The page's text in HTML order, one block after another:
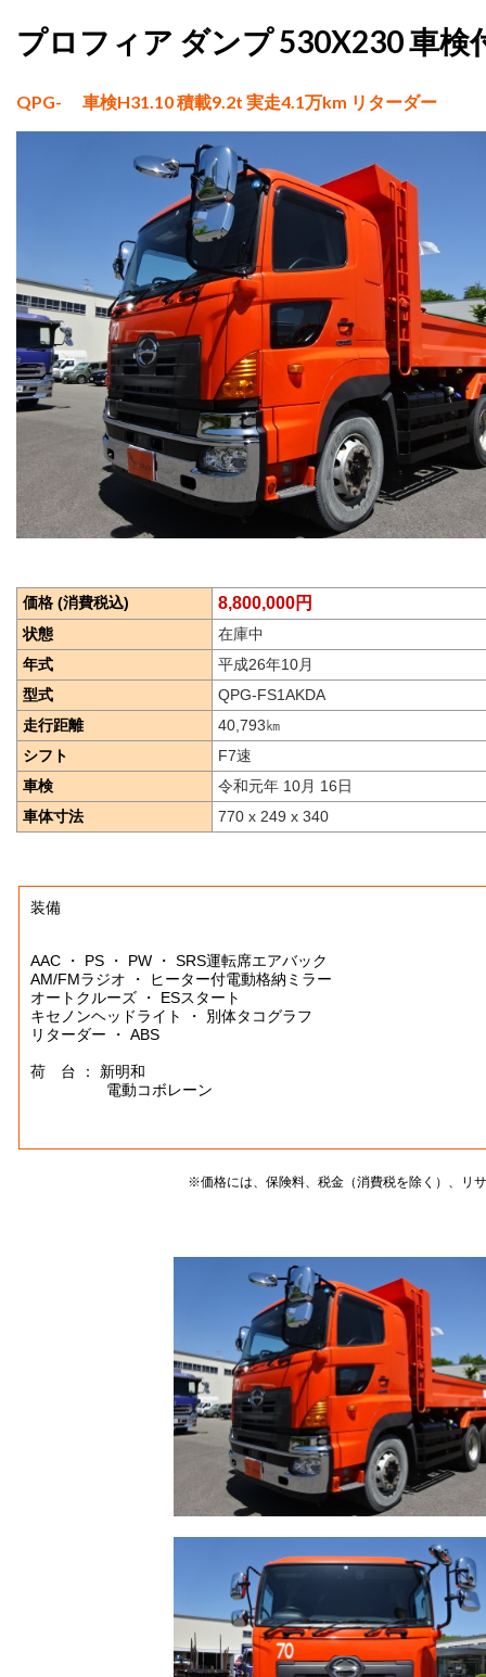
プロフィア ダンプ 530X230 車検
QPG- 車検H31.10 積載9.2t 実走4.1万km リターダー
価格 (消費税込) 8,800,000円
状態
在庫中
年式
平成26年10月
型式
QPG-FS1AKDA
走行距離
40,793㎞
シフト
F7速
車検
令和元年 10月 16日
車体寸法
770 x 249 x 340
装備
AAC ・ PS ・ PW ・ SRS運転席エアバック
AM/FMラジオ ・ ヒーター付電動格納ミラー
オートクルーズ ・ ESスタート
キセノンヘッドライト ・ 別体タコグラフ
リターダー ・ ABS
荷 台 ： 新明和
電動コボレーン
※価格には、保険料、税金（消費税を除く）、リ